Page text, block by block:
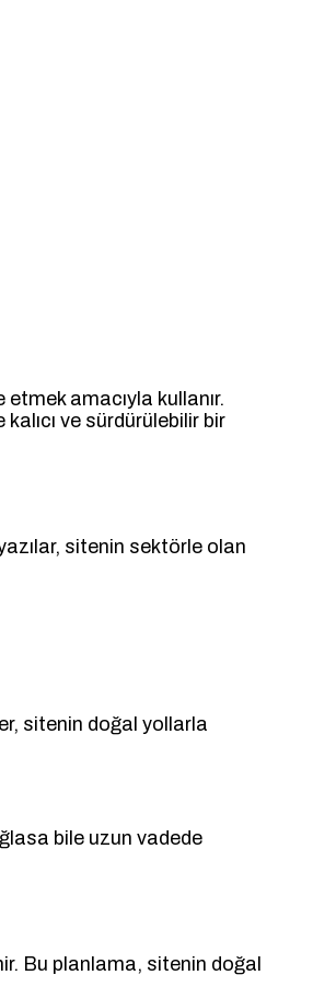
amacıyla kullanır.
ve sürdürülebilir bir
sitenin sektörle olan
sitenin doğal yollarla
bile uzun vadede
Bu planlama, sitenin doğal